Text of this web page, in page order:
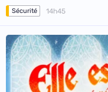
Sécurité 14h45